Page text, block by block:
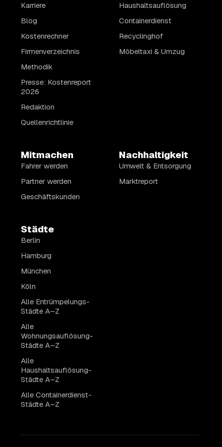
Karriere
Blog
Kostenrechner
Firmenverzeichnis
Methodik
Presse: Kostenreport
2026
Redaktion
Quellenrichtlinie
Haushaltsauflösung
Containerdienst
Recyclinghof
Möbeltaxi & Umzug
Mitmachen
Fahrer werden
Partner werden
Geschäftskunden
Nachhaltigkeit
Umwelt & Entsorgung
Marktreport
Städte
Berlin
Hamburg
München
Köln
Alle Entrümpelungs-
Städte A–Z
Alle
Wohnungsauflösung-
Städte A–Z
Alle
Haushaltsauflösung-
Städte A–Z
Alle Containerdienst-
Städte A–Z